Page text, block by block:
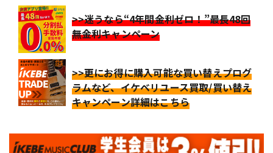
>>迷うなら“4年間金利ゼロ！”最長48回
無金利キャンペーン
>>更にお得に購入可能な買い替えプログ
ラムなど、イケベリユース買取/買い替え
キャンペーン詳細はこちら